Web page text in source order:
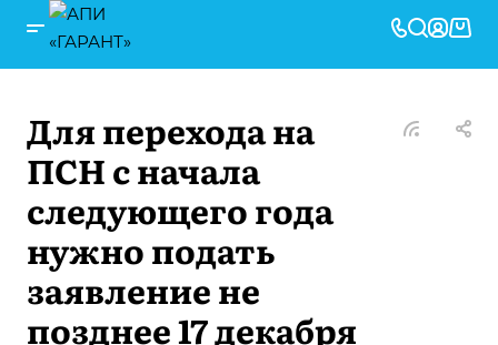
Для перехода на
ПСН с начала
следующего года
нужно подать
заявление не
позднее 17 декабря